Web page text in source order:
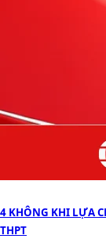
4 KHÔNG KHI LỰA
THPT